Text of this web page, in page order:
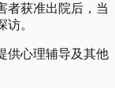
者获准出院后，当
访。
供心理辅导及其他